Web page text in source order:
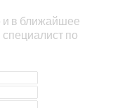
в ближайшее
по